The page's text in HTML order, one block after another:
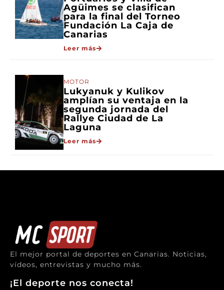
Agüimes se clasifican
para la final del Torneo
Fundación La Caja de
Canarias
Leer más
MOTOR
Lukyanuk y Kulikov
amplían su ventaja en la
segunda jornada del
Rallye Ciudad de La
Laguna
Leer más
El mejor portal de deportes en Canarias. Noticias,
vídeos, entrevistas y mucho más.
¡El deporte nos conecta!